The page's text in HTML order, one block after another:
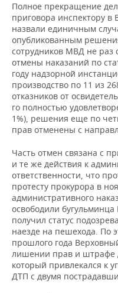
Полное прекращение
приговора инспектору в
назвали единичным
опубликованным
сотрудников МВД не раз
отмены наказаний по
году надзорной
производство по 11 из
отказников от
го полностью
1%), решения еще по
прав отменены с
Часть отмен связана с
и те же действия к
ответственности, что
протесту прокурора в
административного
освободили
получил статус
наезде на пешехода. По
прошлого года
лишении прав и штрафе
который привлекался к
ДТП с двумя